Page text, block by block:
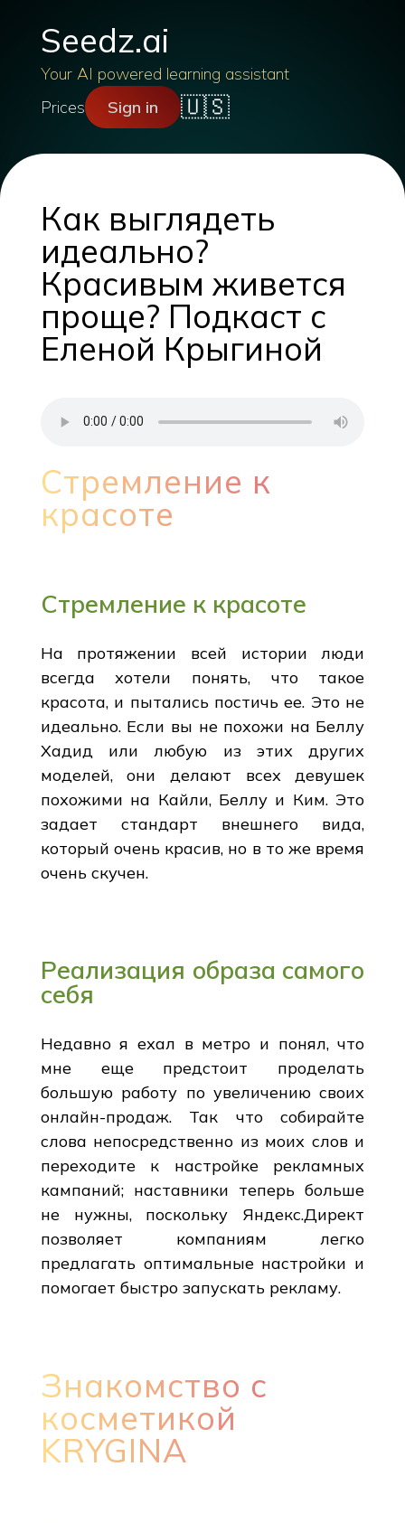
Seedz.ai
Your AI powered learning assistant
Prices
Sign in 🇺🇸
Как выглядеть
идеально?
Красивым живется
проще? Подкаст с
Еленой Крыгиной
Стремление к
красоте
Стремление к красоте
На протяжении всей истории люди
всегда хотели понять, что такое
красота, и пытались постичь ее. Это не
идеально. Если вы не похожи на Беллу
Хадид или любую из этих других
моделей, они делают всех девушек
похожими на Кайли, Беллу и Ким. Это
задает стандарт внешнего вида,
который очень красив, но в то же время
очень скучен.
Реализация образа самого
себя
Недавно я ехал в метро и понял, что
мне еще предстоит проделать
большую работу по увеличению своих
онлайн-продаж. Так что собирайте
слова непосредственно из моих слов и
переходите к настройке рекламных
кампаний; наставники теперь больше
не нужны, поскольку Яндекс.Директ
позволяет компаниям легко
предлагать оптимальные настройки и
помогает быстро запускать рекламу.
Знакомство с
косметикой
KRYGINA